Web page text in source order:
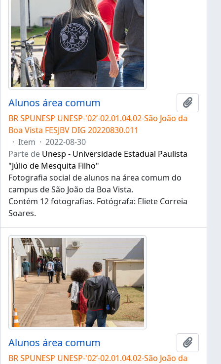
Alunos área comum
BR SPUNESP UNESP-'02’-02.01.04.02-São João da
Boa Vista FESJBV DIG 20220830.011
· Item · 2022-08-30
Parte de Unesp - Universidade Estadual Paulista
"Júlio de Mesquita Filho"
Fotografia social de alunos na área comum do
campus de São João da Boa Vista.
Contém 12 fotografias. Fotógrafa: Eliete Correia
Soares.
Alunos área comum
BR SPUNESP UNESP-'02’-02.01.04.02-São João da